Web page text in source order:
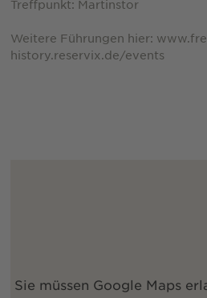
Treffpunkt: Martinstor
Weitere Führungen hier:
history.reservix.de/events
Sie müssen Google Maps